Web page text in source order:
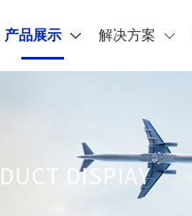
产品展示 解决方案